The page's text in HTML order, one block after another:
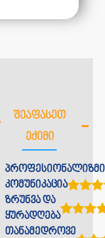
ᲨᲔᲐᲤᲐᲡᲔᲗ
ᲔᲥᲘᲛᲘ
პროფესიონალიზმი
კომუნიკაცია
ზრუნვა და
ყურადღება
თანამედროვე